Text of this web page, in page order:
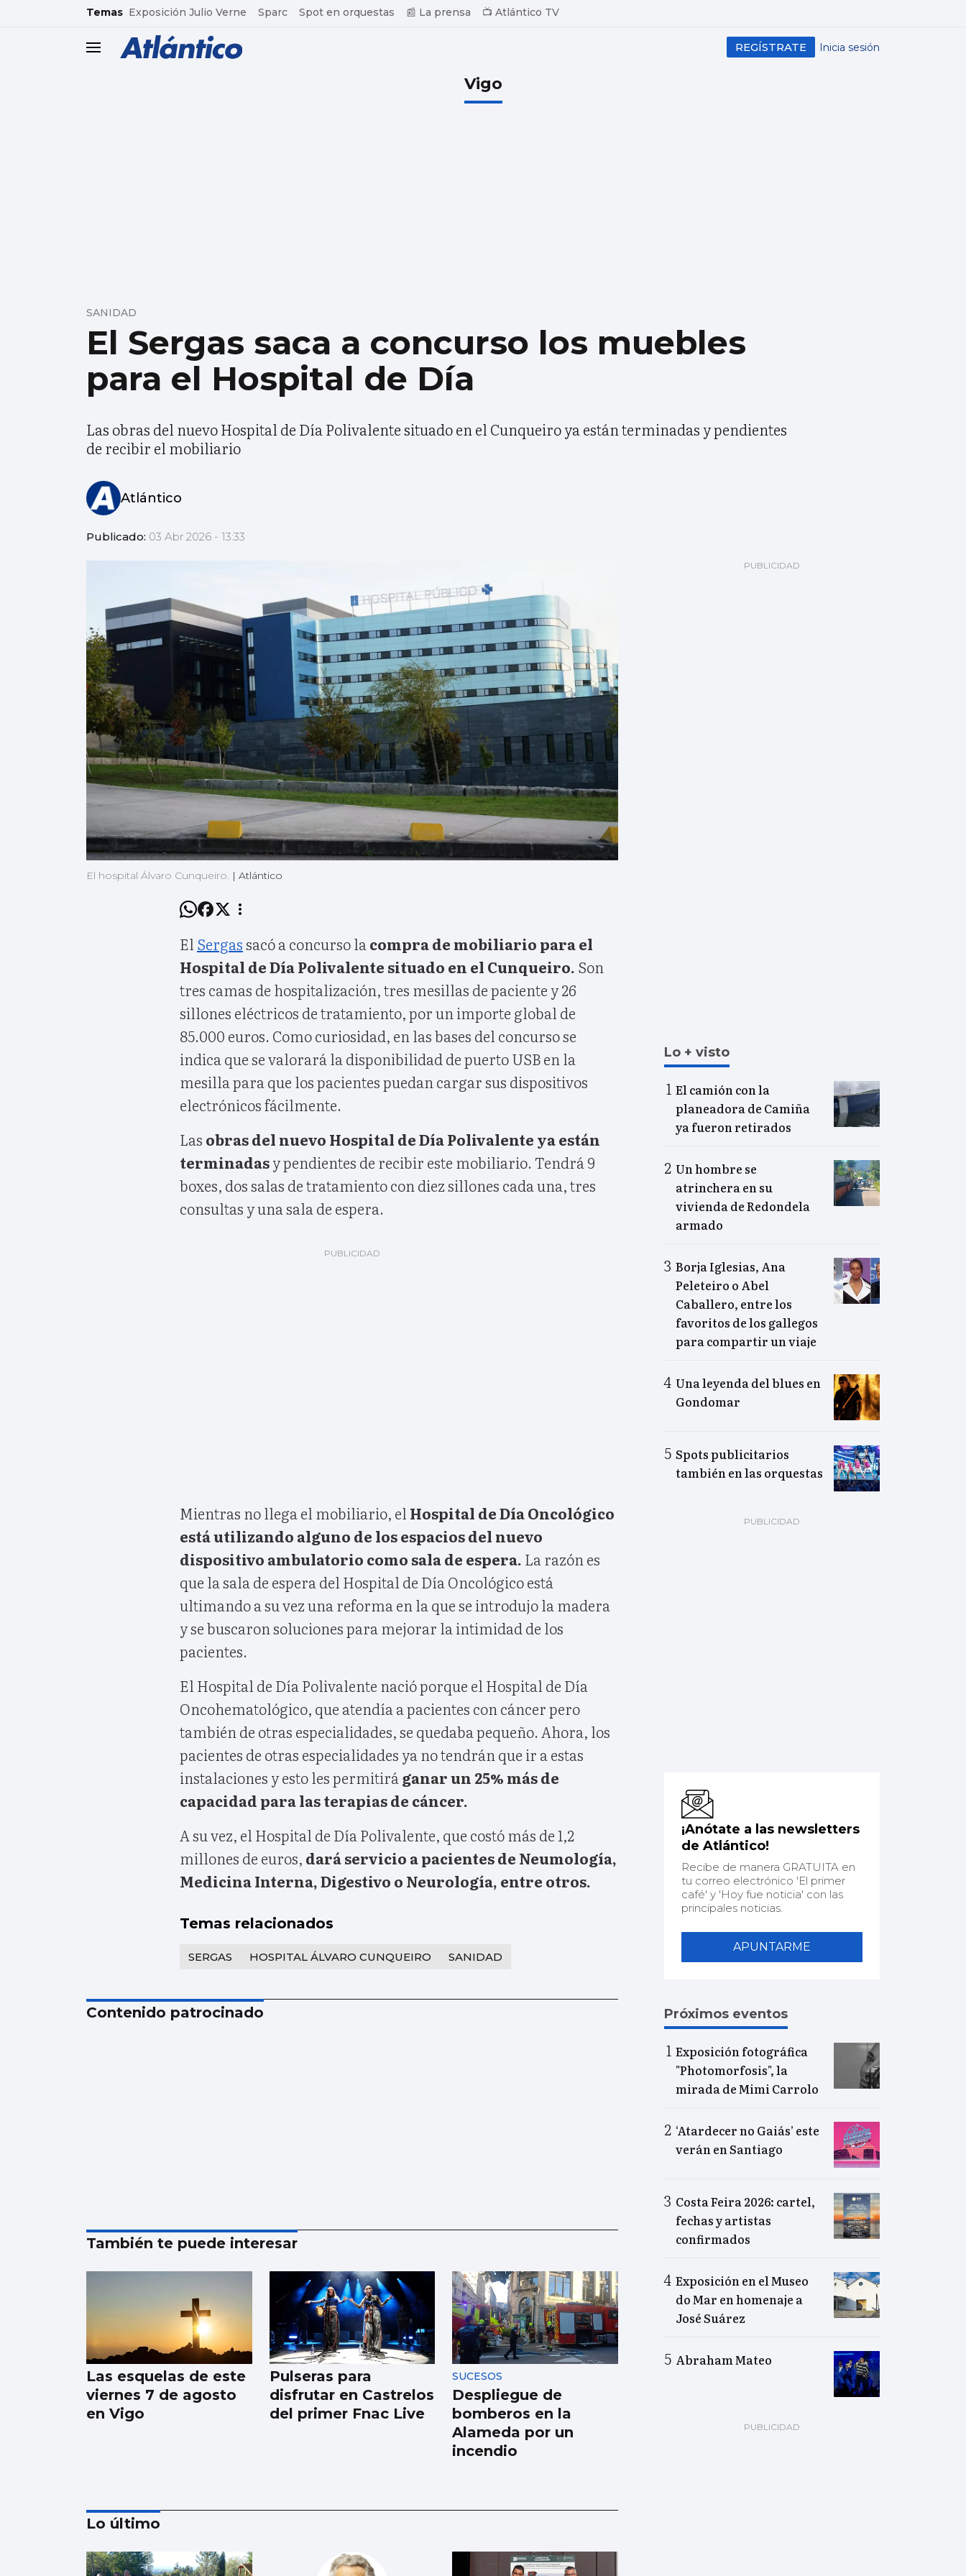
common.go-to-content
Temas Exposición Julio Verne Sparc Spot en orquestas 📰 La prensa 📺 Atlántico TV
header.menu.open Inicia sesión
REGÍSTRATE
Vigo
El Sergas saca a concurso los muebles
para el Hospital de Día
SANIDAD
Las obras del nuevo Hospital de Día Polivalente situado en el Cunqueiro ya están terminadas y pendientes
de recibir el mobiliario
Atlántico
Publicado: 03 Abr 2026 - 13:33
El hospital Álvaro Cunqueiro. | Atlántico
El Sergassacó a concurso la compra de mobiliario para el
Hospital de Día Polivalente situado en el Cunqueiro. Son
tres camas de hospitalización, tres mesillas de paciente y 26
sillones eléctricos de tratamiento, por un importe global de
85.000 euros. Como curiosidad, en las bases del concurso se
indica que se valorará la disponibilidad de puerto USB en la
mesilla para que los pacientes puedan cargar sus dispositivos
electrónicos fácilmente.
Las obras del nuevo Hospital de Día Polivalente ya están
terminadasy pendientes de recibir este mobiliario. Tendrá 9
boxes, dos salas de tratamiento con diez sillones cada una, tres
consultas y una sala de espera.
Mientras no llega el mobiliario, el Hospital de Día Oncológico
está utilizando alguno de los espacios del nuevo
dispositivo ambulatorio como sala de espera. La razón es
que la sala de espera del Hospital de Día Oncológico está
ultimando a su vez una reforma en la que se introdujo la madera
y se buscaron soluciones para mejorar la intimidad de los
pacientes.
El Hospital de Día Polivalente nació porque el Hospital de Día
Oncohematológico, que atendía a pacientes con cáncer pero
también de otras especialidades, se quedaba pequeño. Ahora, los
pacientes de otras especialidades ya no tendrán que ir a estas
instalaciones y esto les permitirá ganar un 25% más de
capacidad para las terapias de cáncer.
A su vez, el Hospital de Día Polivalente, que costó más de 1,2
millones de euros, dará servicio a pacientes de Neumología,
Medicina Interna, Digestivo o Neurología, entre otros.
Temas relacionados
SERGAS HOSPITAL ÁLVARO CUNQUEIRO SANIDAD
Contenido patrocinado
También te puede interesar
Las esquelas de este
viernes 7 de agosto
en Vigo
Pulseras para
disfrutar en Castrelos
del primer Fnac Live
SUCESOS
Despliegue de
bomberos en la
Alameda por un
incendio
Lo último
Lo + visto
El camión con la
planeadora de Camiña
ya fueron retirados
Un hombre se
atrinchera en su
vivienda de Redondela
armado
Borja Iglesias, Ana
Peleteiro o Abel
Caballero, entre los
favoritos de los gallegos
para compartir un viaje
Una leyenda del blues en
Gondomar
Spots publicitarios
también en las orquestas
¡Anótate a las newsletters
de Atlántico!
Recibe de manera GRATUITA en
tu correo electrónico 'El primer
café' y 'Hoy fue noticia' con las
principales noticias.
APUNTARME
Próximos eventos
Exposición fotográfica
"Photomorfosis", la
mirada de Mimi Carrolo
‘Atardecer no Gaiás’ este
verán en Santiago
Costa Feira 2026: cartel,
fechas y artistas
confirmados
Exposición en el Museo
do Mar en homenaje a
José Suárez
Abraham Mateo